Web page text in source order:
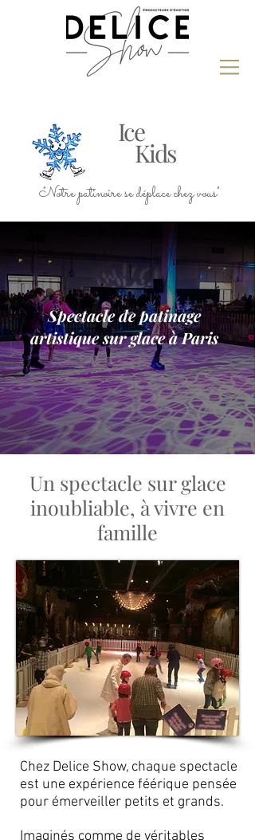
Ice
Kids
"Notre patinoire se déplace chez vous"
Spectacle de patinage
artistique sur glace à Paris
Un spectacle sur glace
inoubliable, à vivre en
famille
Chez Delice Show, chaque spectacle
est une expérience féérique pensée
pour émerveiller petits et grands.
Imaginés comme de véritables